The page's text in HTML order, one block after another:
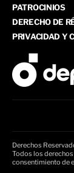
PATROCINIOS
DERECHO DE
PRIVACIDAD Y
Derechos
Todos los
consentimiento de